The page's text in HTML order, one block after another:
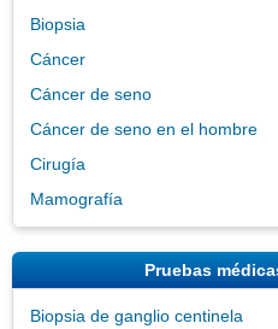
Biopsia
Cáncer
Cáncer de seno
Cáncer de seno en el hombre
Cirugía
Mamografía
Pruebas
Biopsia de ganglio centinela